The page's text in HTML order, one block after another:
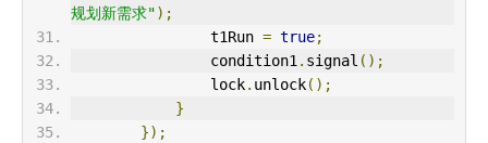
规划新需求");
                t1Run
= true;
                condition1
. signal ();
                lock
. unlock();
}
});